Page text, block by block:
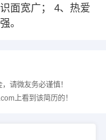
面宽广； 4、热爱
。
请微友务必谨慎！
上看到该简历的！